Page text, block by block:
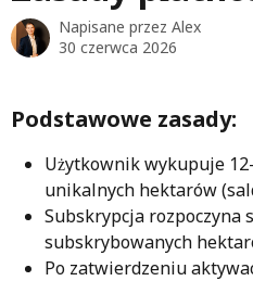
Napisane przez Alex
30 czerwca 2026
Podstawowe zasady:
Użytkownik wykupuje
unikalnych hektarów
Subskrypcja rozpoczyna
subskrybowanych
Po zatwierdzeniu